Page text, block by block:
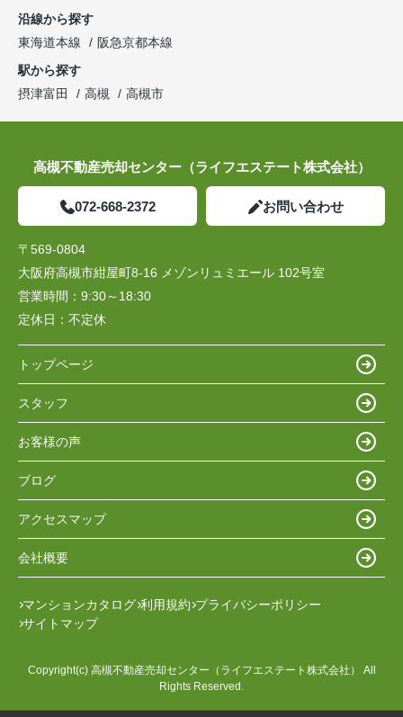
沿線から探す
東海道本線
阪急京都本線
駅から探す
摂津富田
高槻 高槻市
高槻不動産売却センター（ライフエステート株式会社）
072-668-2372 お問い合わせ
〒569-0804
大阪府高槻市紺屋町8-16 メゾンリュミエール 102号室
営業時間： 9:30～18:30
定休日： 不定休
トップページ
スタッフ
お客様の声
ブログ
アクセスマップ
会社概要
マンションカタログ 利用規約 プライバシーポリシー
サイトマップ
Copyright(c) 高槻不動産売却センター（ライフエステート株式会社） All
Rights Reserved.